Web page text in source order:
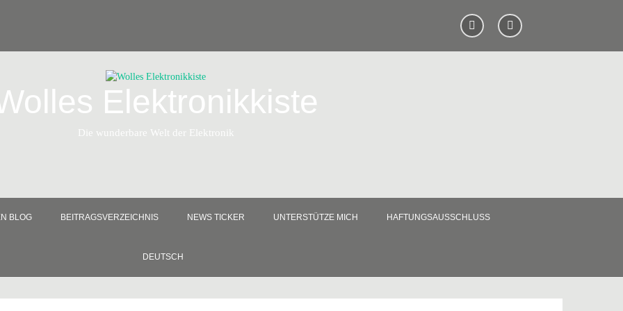
Elektronikkiste
Die wunderbare Welt der Elektronik
BLOG BEITRAGSVERZEICHNIS NEWS TICKER UNTERSTÜTZE MICH HAFTUNGSAUSSCHLUSS
DEUTSCH